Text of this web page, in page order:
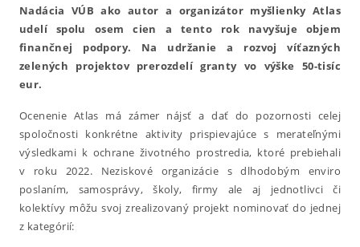
Nadácia VÚB ako autor a organizátor myšlienky Atlas
udelí spolu osem cien a tento rok navyšuje objem
finančnej podpory. Na udržanie a rozvoj víťazných
zelených projektov prerozdelí granty vo výške 50-tisíc
eur.
Ocenenie Atlas má zámer nájsť a dať do pozornosti celej
spoločnosti konkrétne aktivity prispievajúce s merateľnými
výsledkami k ochrane životného prostredia, ktoré prebiehali
v roku 2022. Neziskové organizácie s dlhodobým enviro
poslaním, samosprávy, školy, firmy ale aj jednotlivci či
kolektívy môžu svoj zrealizovaný projekt nominovať do jednej
z kategórií: